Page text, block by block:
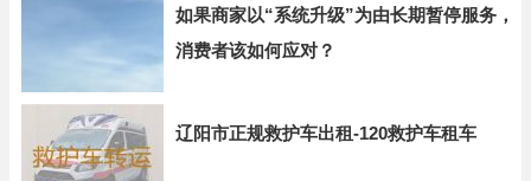
如果商家以“系统升级”为由长期暂停服务，
消费者该如何应对？
辽阳市正规救护车出租-120救护车租车